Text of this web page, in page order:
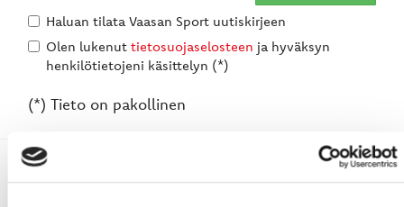
Haluan tilata Vaasan Sport uutiskirjeen
Olen lukenut tietosuojaselosteen ja hyväksyn
henkilötietojeni käsittelyn (*)
(*) Tieto on pakollinen